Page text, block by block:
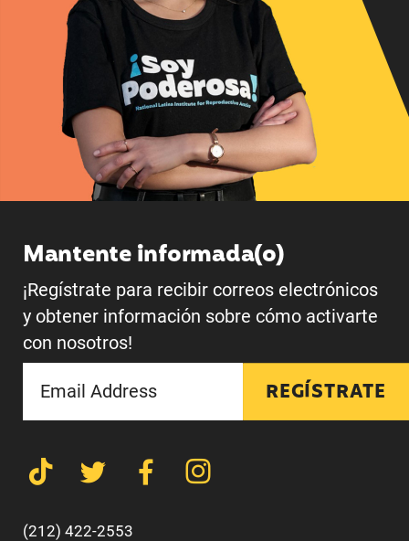
Mantente informada(o)
¡Regístrate para recibir correos electrónicos
y obtener información sobre cómo activarte
con nosotros!
REGÍSTRATE
(212) 422-2553